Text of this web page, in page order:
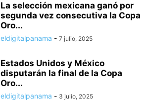
La selección mexicana ganó por
segunda vez consecutiva la Copa
Oro...
eldigitalpanama - 7 julio, 2025
Estados Unidos y México
disputarán la final de la Copa
Oro...
eldigitalpanama - 3 julio, 2025